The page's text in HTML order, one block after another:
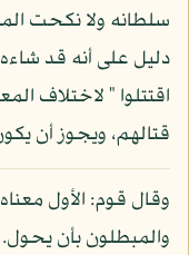
سلطانه ولا نكحت
دليل على أنه قد شاءه
اقتتلوا " لاختلاف
قتالهم، ويجوز أن
وقال قوم: الأول
والمبطلون بأن يحول.